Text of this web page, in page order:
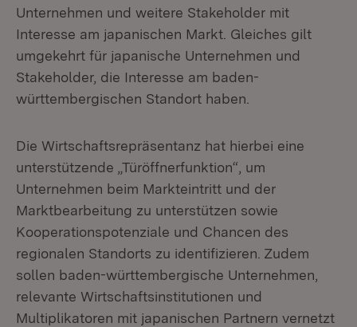
Unternehmen und weitere Stakeholder mit
Interesse am japanischen Markt. Gleiches gilt
umgekehrt für japanische Unternehmen und
Stakeholder, die Interesse am baden-
württembergischen Standort haben.
Die Wirtschaftsrepräsentanz hat hierbei eine
unterstützende „Türöffnerfunktion“, um
Unternehmen beim Markteintritt und der
Marktbearbeitung zu unterstützen sowie
Kooperationspotenziale und Chancen des
regionalen Standorts zu identifizieren. Zudem
sollen baden-württembergische Unternehmen,
relevante Wirtschaftsinstitutionen und
Multiplikatoren mit japanischen Partnern vernetzt